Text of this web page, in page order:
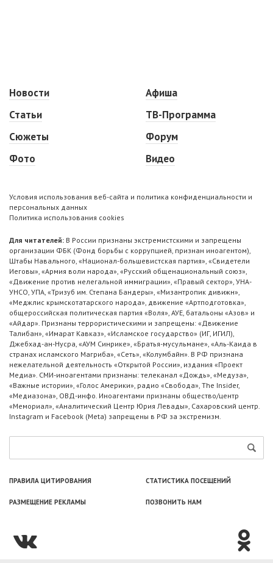
Новости
Статьи
Сюжеты
Фото
Афиша
ТВ-Программа
Форум
Видео
Условия использования веб-сайта и политика конфиденциальности и
персональных данных
Политика использования cookies
Для читателей: В России признаны экстремистскими и запрещены
организации ФБК (Фонд борьбы с коррупцией, признан иноагентом),
Штабы Навального, «Национал-большевистская партия», «Свидетели
Иеговы», «Армия воли народа», «Русский общенациональный союз»,
«Движение против нелегальной иммиграции», «Правый сектор», УНА-
УНСО, УПА, «Тризуб им. Степана Бандеры», «Мизантропик дивижн»,
«Меджлис крымскотатарского народа», движение «Артподготовка»,
общероссийская политическая партия «Воля», АУЕ, батальоны «Азов» и
«Айдар». Признаны террористическими и запрещены: «Движение
Талибан», «Имарат Кавказ», «Исламское государство» (ИГ, ИГИЛ),
Джебхад-ан-Нусра, «АУМ Синрике», «Братья-мусульмане», «Аль-Каида в
странах исламского Магриба», «Сеть», «Колумбайн». В РФ признана
нежелательной деятельность «Открытой России», издания «Проект
Медиа». СМИ-иноагентами признаны: телеканал «Дождь», «Медуза»,
«Важные истории», «Голос Америки», радио «Свобода», The Insider,
«Медиазона», ОВД-инфо. Иноагентами признаны общество/центр
«Мемориал», «Аналитический Центр Юрия Левады», Сахаровский центр.
Instagram и Facebook (Metа) запрещены в РФ за экстремизм.
ПРАВИЛА ЦИТИРОВАНИЯ СТАТИСТИКА ПОСЕЩЕНИЙ
РАЗМЕЩЕНИЕ РЕКЛАМЫ ПОЗВОНИТЬ НАМ